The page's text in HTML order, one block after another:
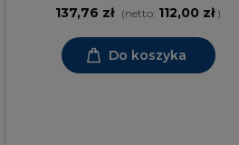
137,76 zł (netto: 112,00 zł)
Do koszyka